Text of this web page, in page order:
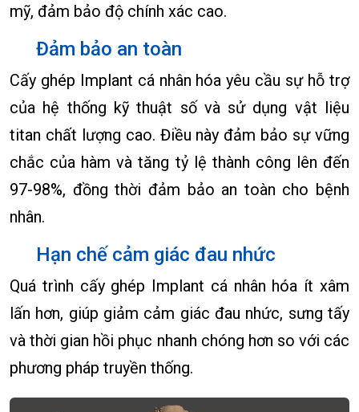
mỹ, đảm bảo độ chính xác cao.
Đảm bảo an toàn
Cấy ghép Implant cá nhân hóa yêu cầu sự hỗ trợ
của hệ thống kỹ thuật số và sử dụng vật liệu
titan chất lượng cao. Điều này đảm bảo sự vững
chắc của hàm và tăng tỷ lệ thành công lên đến
97-98%, đồng thời đảm bảo an toàn cho bệnh
nhân.
Hạn chế cảm giác đau nhức
Quá trình cấy ghép Implant cá nhân hóa ít xâm
lấn hơn, giúp giảm cảm giác đau nhức, sưng tấy
và thời gian hồi phục nhanh chóng hơn so với các
phương pháp truyền thống.